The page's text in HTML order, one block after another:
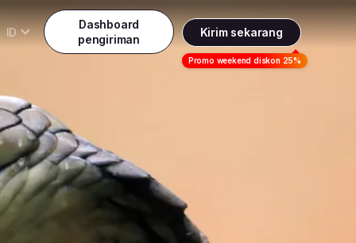
ID
English
Dashboard
pengiriman
Kirim sekarang
Promo weekend diskon 25%